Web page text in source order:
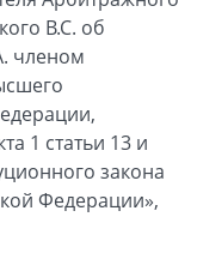
B.C. об
членом
1 статьи 13 и
закона
Федерации»,